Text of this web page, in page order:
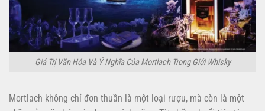
Giá Trị Văn Hóa Và Ý Nghĩa Của Mortlach Trong Giới Whisky
Mortlach không chỉ đơn thuần là một loại rượu, mà còn là một